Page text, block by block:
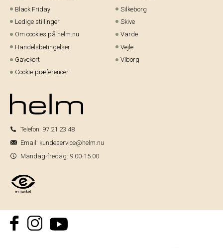
Black Friday
Ledige stillinger
Om cookies på helm.nu
Handelsbetingelser
Gavekort
Cookie-præferencer
Silkeborg
Skive
Varde
Vejle
Viborg
Telefon: 97 21 23 48
Email: kundeservice@helm.nu
Mandag-fredag: 9.00-15.00